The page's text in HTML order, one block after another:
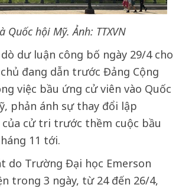
Quốc hội Mỹ. Ảnh: TTXVN
dư luận công bố ngày 29/4 cho
đang dẫn trước Đảng Cộng
việc bầu ứng cử viên vào Quốc
phản ánh sự thay đổi lập
cử tri trước thềm cuộc bầu
11 tới.
do Trường Đại học Emerson
trong 3 ngày, từ 24 đến 26/4,